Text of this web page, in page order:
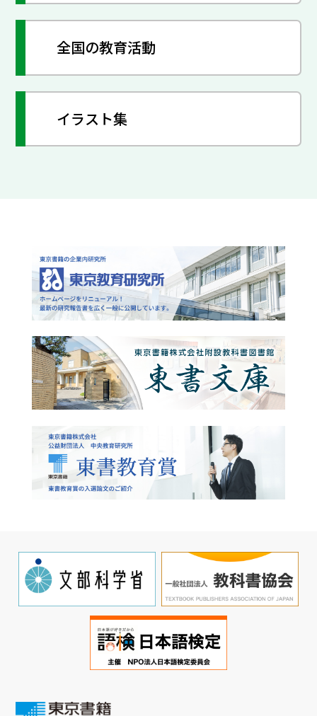
全国の教育活動
イラスト集